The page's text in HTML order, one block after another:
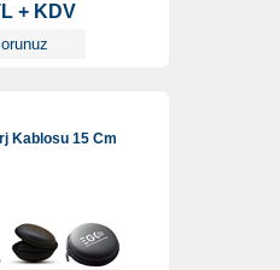
+ KDV
Kablosu 15 Cm